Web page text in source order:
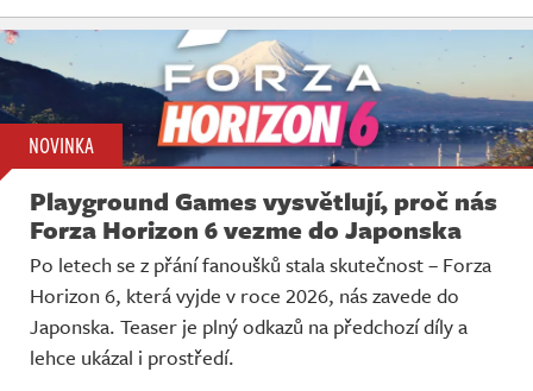
NOVINKA
Playground Games vysvětlují, proč nás
Forza Horizon 6 vezme do Japonska
Po letech se z přání fanoušků stala skutečnost – Forza
Horizon 6, která vyjde v roce 2026, nás zavede do
Japonska. Teaser je plný odkazů na předchozí díly a
lehce ukázal i prostředí.